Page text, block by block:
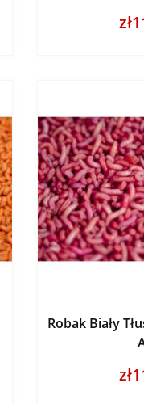
Robak Biały